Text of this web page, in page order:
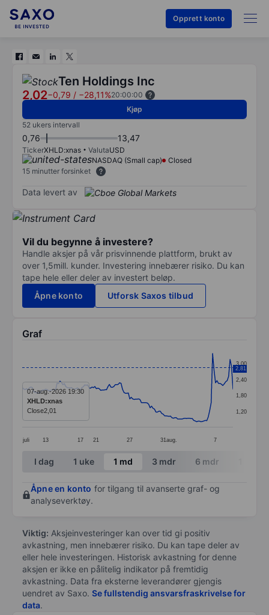
Opprett konto
Ten Holdings Inc
2,02−0,79 / −28,11%20:00:00
Kjøp
52 ukers intervall
0,76 13,47
TickerXHLD:xnas ValutaUSD
NASDAQ (Small cap)
Closed
15 minutter forsinket
Data levert av
Vil du begynne å investere?
Handle aksjer på vår prisvinnende plattform, brukt av
over 1,5mill. kunder. Investering innebærer risiko. Du kan
tape hele eller deler av investert beløp.
Åpne konto
Utforsk Saxos tilbud
Graf
The chart has 1 X axis displaying categories.
The chart has 1 Y axis displaying values. Data
juli 13 17 21 27 31 aug. 7
1,20
1,80
2,40
3,00
2,81
07-aug.-2026 19:30
XHLD:xnas
Close2,01
End of interactive chart.
I dag 1 uke 1 md 3 mdr 6 mdr
Åpne en konto for tilgang til avanserte graf- og
analyseverktøy.
Viktig: Aksjeinvesteringer kan over tid gi positiv
avkastning, men innebærer risiko. Du kan tape deler av
eller hele investeringen. Historisk avkastning for denne
aksjen er ikke en pålitelig indikator på fremtidig
avkastning. Data fra eksterne leverandører gjengis
uendret av Saxo. Se fullstendig ansvarsfraskrivelse for
data.